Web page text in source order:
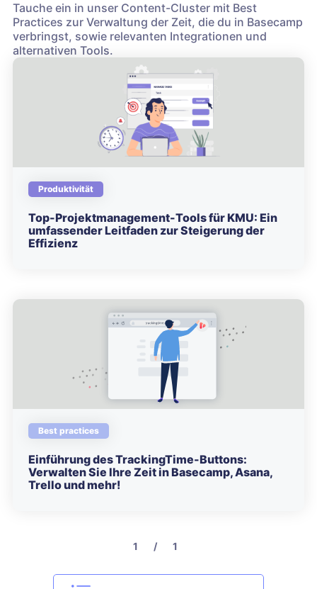
Tauche ein in unser Content-Cluster mit Best
Practices zur Verwaltung der Zeit, die du in Basecamp
verbringst, sowie relevanten Integrationen und
alternativen Tools.
Produktivität
Top-Projektmanagement-Tools für KMU: Ein
umfassender Leitfaden zur Steigerung der
Effizienz
Best practices
Einführung des TrackingTime-Buttons:
Verwalten Sie Ihre Zeit in Basecamp, Asana,
Trello und mehr!
1 / 1